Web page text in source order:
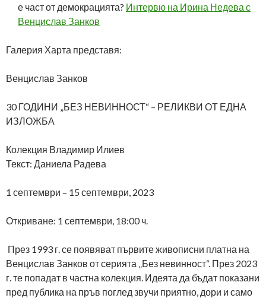
е част от демокрацията? Интервю на Ирина Недева с
Венцислав Занков
Галерия Харта представя:
Венцислав Занков
30 ГОДИНИ „БЕЗ НЕВИННОСТ“ – РЕЛИКВИ ОТ ЕДНА
ИЗЛОЖБА
Колекция Владимир Илиев
Текст: Даниела Радева
1 септември – 15 септември, 2023
Откриване: 1 септември, 18:00 ч.
През 1993 г. се появяват първите живописни платна на
Венцислав Занков от серията „Без невинност“. През 2023
г. те попадат в частна колекция. Идеята да бъдат показани
пред публика на пръв поглед звучи приятно, дори и само